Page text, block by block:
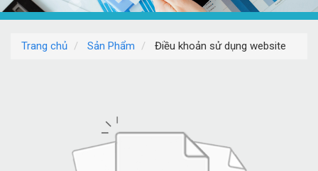
Trang chủ Sản Phẩm Điều khoản sử dụng website